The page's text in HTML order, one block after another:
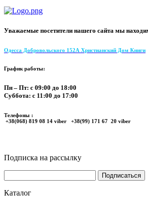
Уважаемые посетители нашего сайта мы
Одесса Добровольского 152А Христианский Дом Книги
График работы:
Пн – Пт: с 09:00 до 18:00
Суббота: с 11:00 до 17:00
Телефоны :
+38(068) 819 08 14 viber +38(99) 171 67 20 viber
Подписка на рассылку
Каталог